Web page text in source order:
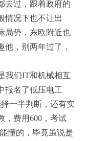
去过，跟着政府的
情况下也不让出
局势，东欧附近也
，别两年过了，
我们IT和机械相互
报名了低压电工
一半判断，还有实
，费用600，考试
懂的，毕竟虽说是